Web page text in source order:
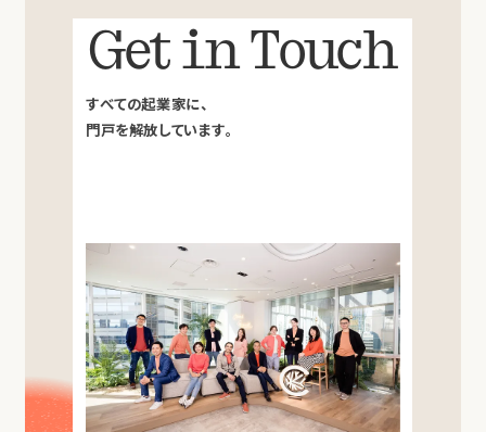
Get in Touch
すべての起業家に、
門戸を解放しています。